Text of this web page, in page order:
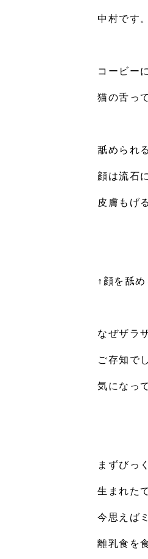
中村です。
コービー
猫の舌っ
舐められ
顔は流石
皮膚もげ
↑顔を舐
なぜザラ
ご存知で
気になっ
まずびっ
生まれた
今思えば
離乳食を